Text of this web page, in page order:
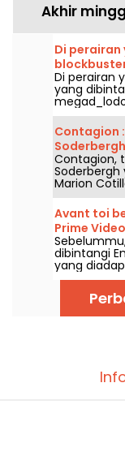
Akhir
Di perairan
Statham
Di perairan
yang
dan HBO
Contagion
Contagion,
Marion
di Netflix
Avant toi
Prime
dibintangi
yang
tayang di